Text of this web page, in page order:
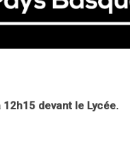
devant le Lycée.